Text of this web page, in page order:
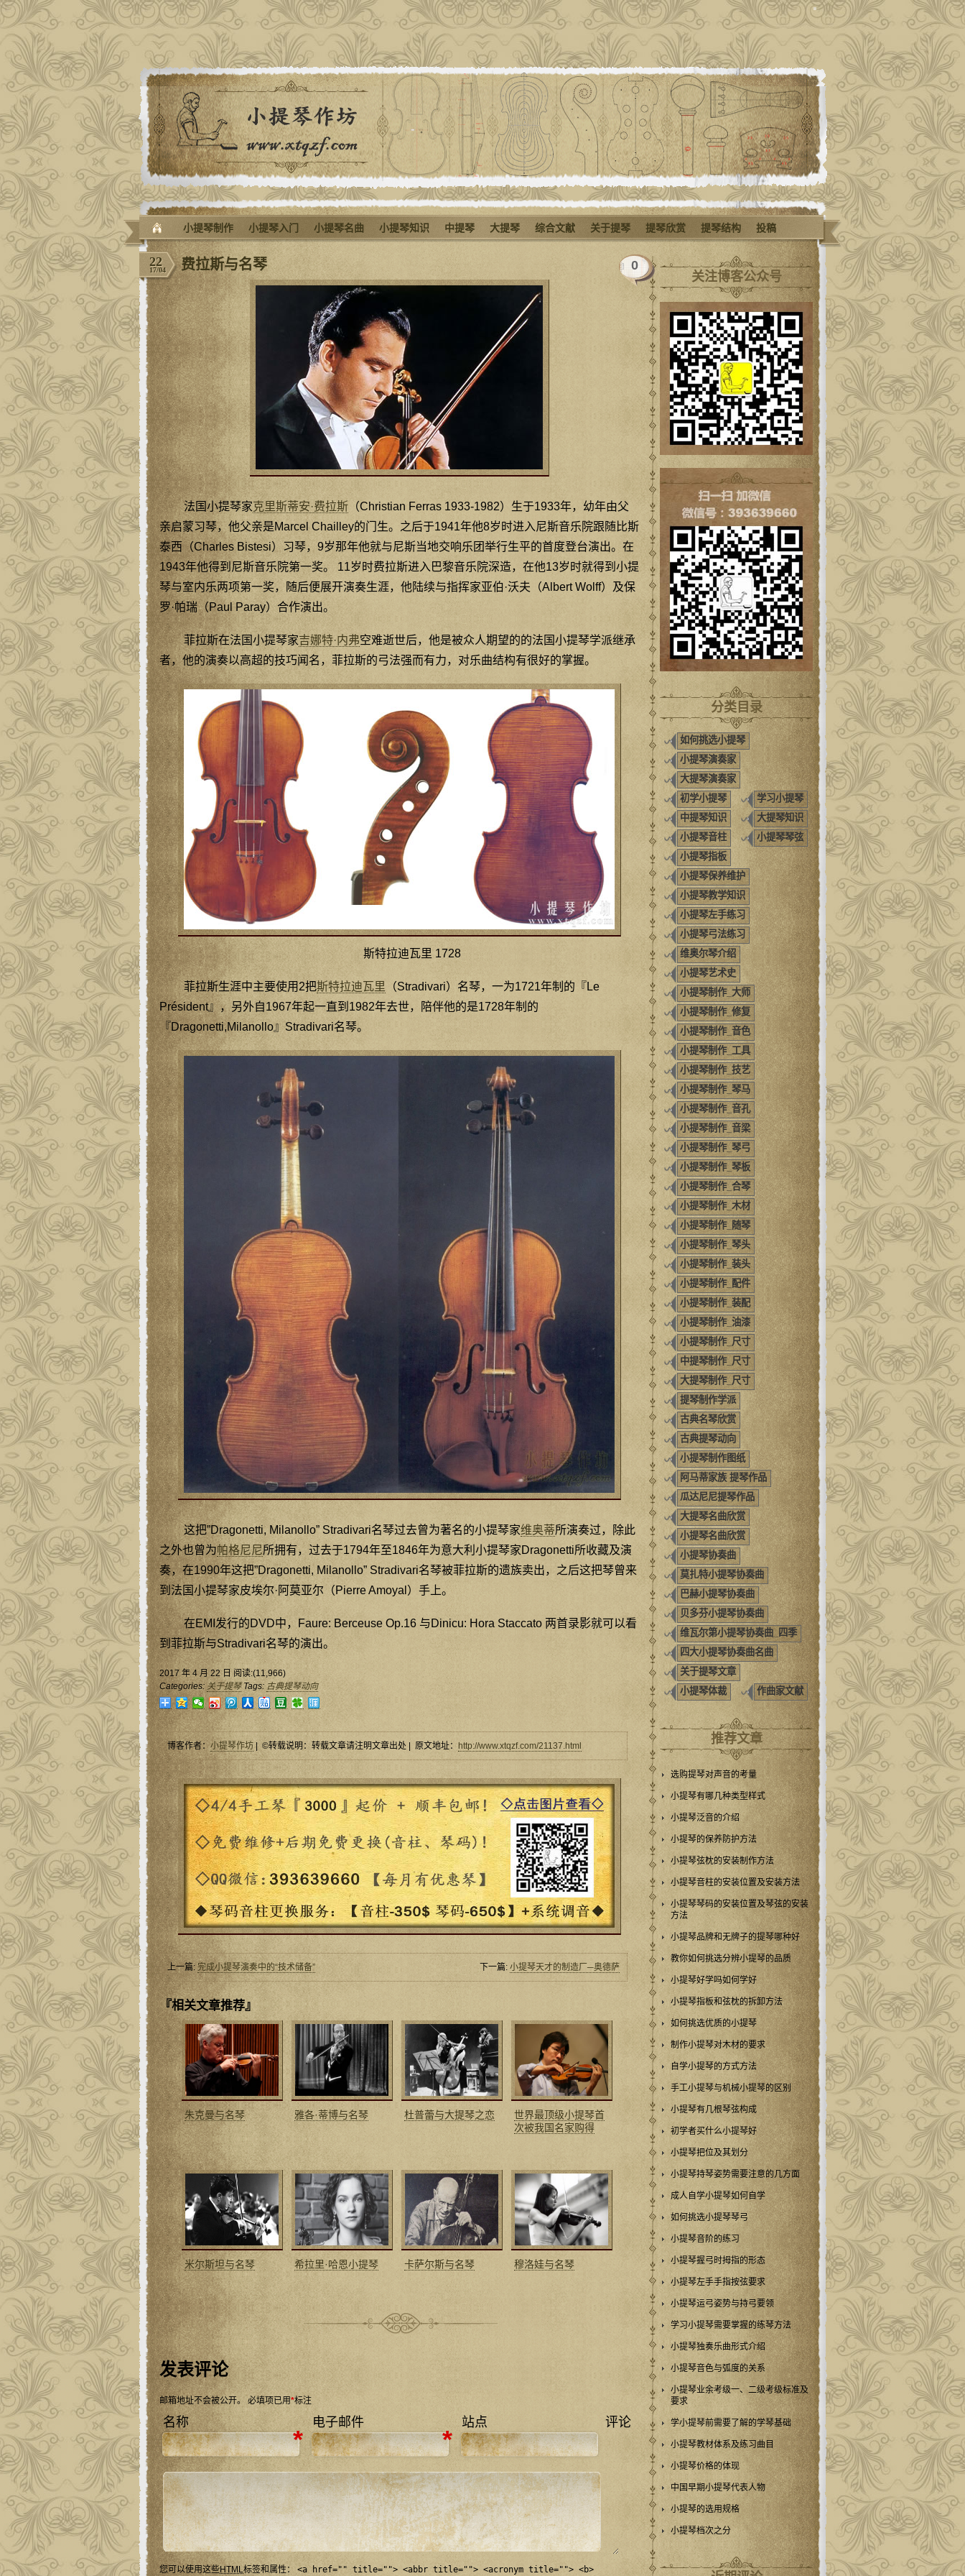
小提琴制作 小提琴入门 小提琴名曲 小提琴知识 中提琴 大提琴 综合文献 关于提琴 提琴欣赏 提琴结构 投稿
费拉斯与名琴
法国小提琴家克里斯蒂安·费拉斯 （Christian Ferras 1933-1982）生于1933年，幼年由父
亲启蒙习琴，他父亲是Marcel Chailley的门生。之后于1941年他8岁时进入尼斯音乐院跟随比斯
泰西（Charles Bistesi）习琴，9岁那年他就与尼斯当地交响乐团举行生平的首度登台演出。在
1943年他得到尼斯音乐院第一奖。 11岁时费拉斯进入巴黎音乐院深造，在他13岁时就得到小提
琴与室内乐两项第一奖，随后便展开演奏生涯，他陆续与指挥家亚伯·沃夫（Albert Wolff）及保
罗·帕瑞（Paul Paray）合作演出。
菲拉斯在法国小提琴家吉娜特·内弗空难逝世后，他是被众人期望的的法国小提琴学派继承
者，他的演奏以高超的技巧闻名，菲拉斯的弓法强而有力，对乐曲结构有很好的掌握。
斯特拉迪瓦里 1728
菲拉斯生涯中主要使用2把斯特拉迪瓦里 （Stradivari）名琴，一为1721年制的『Le
Président』，另外自1967年起一直到1982年去世，陪伴他的是1728年制的
『Dragonetti,Milanollo』Stradivari名琴。
这把”Dragonetti, Milanollo” Stradivari名琴过去曾为著名的小提琴家维奥蒂所演奏过，除此
之外也曾为帕格尼尼所拥有，过去于1794年至1846年为意大利小提琴家Dragonetti所收藏及演
奏，在1990年这把”Dragonetti, Milanollo” Stradivari名琴被菲拉斯的遗族卖出，之后这把琴曾来
到法国小提琴家皮埃尔·阿莫亚尔（Pierre Amoyal）手上。
在EMI发行的DVD中，Faure: Berceuse Op.16 与Dinicu: Hora Staccato 两首录影就可以看
到菲拉斯与Stradivari名琴的演出。
2017 年 4 月 22 日 阅读:(11,966)
0
22
17/04
Categories:关于提琴Tags: 古典提琴动向
博客作者：小提琴作坊| ©转载说明：转载文章请注明文章出处 | 原文地址： http://www.xtqzf.com/21137.html
上一篇: 完成小提琴演奏中的“技术储备” 下一篇: 小提琴天才的制造厂─奥德萨
『相关文章推荐』
朱克曼与名琴 雅各·蒂博与名琴 杜普蕾与大提琴之恋
世界最顶级小提琴首
次被我国名家购得
米尔斯坦与名琴 希拉里·哈恩小提琴 卡萨尔斯与名琴 穆洛娃与名琴
发表评论
邮箱地址不会被公开。 必填项已用*标注
名称
*
电子邮件
*
站点 评论
您可以使用这些HTML标签和属性： <a href="" title=""> <abbr title=""> <acronym title=""> <b>
关注博客公众号
分类目录
如何挑选小提琴
小提琴演奏家
大提琴演奏家
初学小提琴
学习小提琴
中提琴知识
大提琴知识
小提琴音柱
小提琴琴弦
小提琴指板
小提琴保养维护
小提琴教学知识
小提琴左手练习
小提琴弓法练习
维奥尔琴介绍
小提琴艺术史
小提琴制作_大师
小提琴制作_修复
小提琴制作_音色
小提琴制作_工具
小提琴制作_技艺
小提琴制作_琴马
小提琴制作_音孔
小提琴制作_音梁
小提琴制作_琴弓
小提琴制作_琴板
小提琴制作_合琴
小提琴制作_木材
小提琴制作_随琴
小提琴制作_琴头
小提琴制作_装头
小提琴制作_配件
小提琴制作_装配
小提琴制作_油漆
小提琴制作_尺寸
中提琴制作_尺寸
大提琴制作_尺寸
提琴制作学派
古典名琴欣赏
古典提琴动向
小提琴制作图纸
阿马蒂家族 提琴作品
瓜达尼尼提琴作品
大提琴名曲欣赏
小提琴名曲欣赏
小提琴协奏曲
莫扎特小提琴协奏曲
巴赫小提琴协奏曲
贝多芬小提琴协奏曲
维瓦尔第小提琴协奏曲_四季
四大小提琴协奏曲名曲
关于提琴文章
小提琴体裁
作曲家文献
推荐文章
选购提琴对声音的考量
小提琴有哪几种类型样式
小提琴泛音的介绍
小提琴的保养防护方法
小提琴弦枕的安装制作方法
小提琴音柱的安装位置及安装方法
小提琴琴码的安装位置及琴弦的安装
方法
小提琴品牌和无牌子的提琴哪种好
教你如何挑选分辨小提琴的品质
小提琴好学吗如何学好
小提琴指板和弦枕的拆卸方法
如何挑选优质的小提琴
制作小提琴对木材的要求
自学小提琴的方式方法
手工小提琴与机械小提琴的区别
小提琴有几根琴弦构成
初学者买什么小提琴好
小提琴把位及其划分
小提琴持琴姿势需要注意的几方面
成人自学小提琴如何自学
如何挑选小提琴琴弓
小提琴音阶的练习
小提琴握弓时拇指的形态
小提琴左手手指按弦要求
小提琴运弓姿势与持弓要领
学习小提琴需要掌握的练琴方法
小提琴独奏乐曲形式介绍
小提琴音色与弧度的关系
小提琴业余考级一、二级考级标准及
要求
学小提琴前需要了解的学琴基础
小提琴教材体系及练习曲目
小提琴价格的体现
中国早期小提琴代表人物
小提琴的选用规格
小提琴档次之分